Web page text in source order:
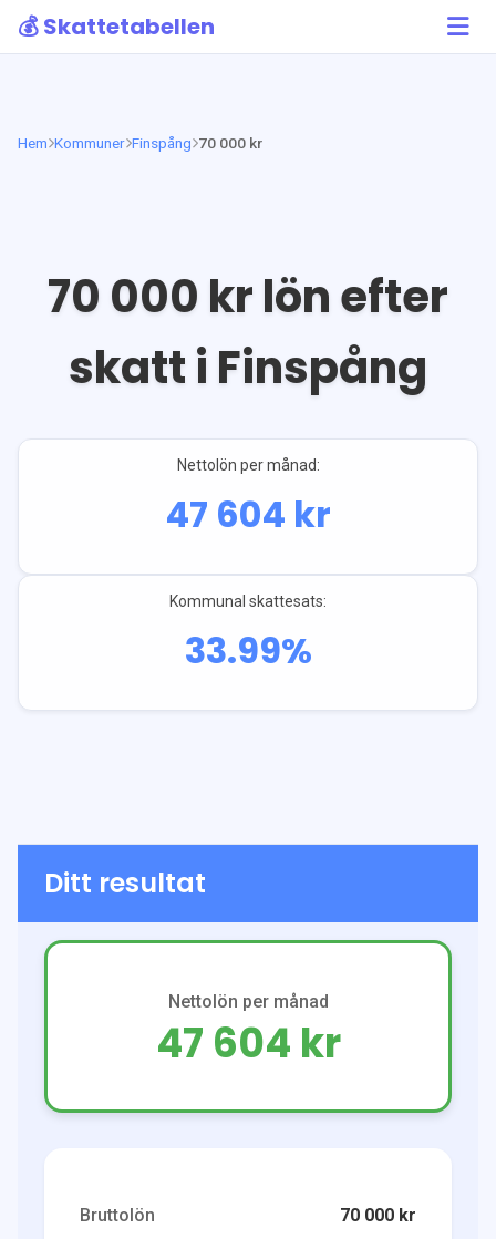
💰 Skattetabellen
Hem Kommuner Finspång 70 000 kr
70 000 kr lön efter
skatt i Finspång
Nettolön per månad:
47 604 kr
Kommunal skattesats:
33.99%
Ditt resultat
Nettolön per månad
47 604 kr
Bruttolön 70 000 kr